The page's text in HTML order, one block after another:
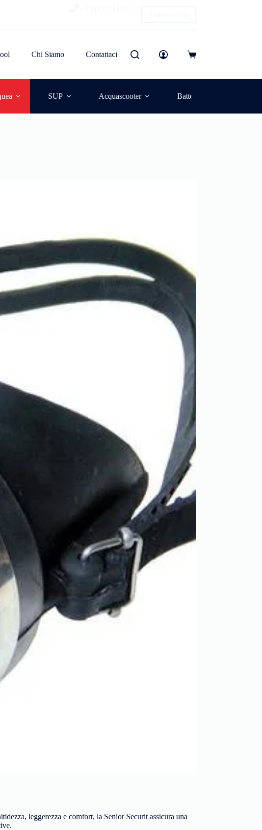
Chi Siamo Contattaci
SUP Acquascooter Batterie
leggerezza e comfort, la Senior Securit assicura una